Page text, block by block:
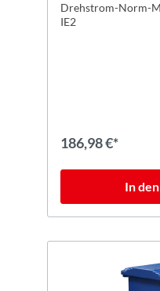
Drehstrom-Norm-
IE2
186,98 €*
In